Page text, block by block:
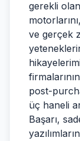
gerekli
ve gerçek
post-
üç haneli
Başarı,